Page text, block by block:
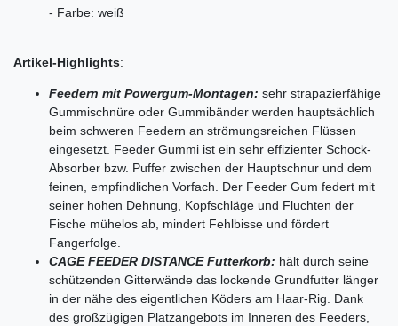
- Farbe: weiß
Artikel-Highlights:
Feedern mit Powergum-Montagen: sehr strapazierfähige
Gummischnüre oder Gummibänder werden hauptsächlich
beim schweren Feedern an strömungsreichen Flüssen
eingesetzt. Feeder Gummi ist ein sehr effizienter Schock-
Absorber bzw. Puffer zwischen der Hauptschnur und dem
feinen, empfindlichen Vorfach. Der Feeder Gum federt mit
seiner hohen Dehnung, Kopfschläge und Fluchten der
Fische mühelos ab, mindert Fehlbisse und fördert
Fangerfolge.
CAGE FEEDER DISTANCE Futterkorb: hält durch seine
schützenden Gitterwände das lockende Grundfutter länger
in der nähe des eigentlichen Köders am Haar-Rig. Dank
des großzügigen Platzangebots im Inneren des Feeders,